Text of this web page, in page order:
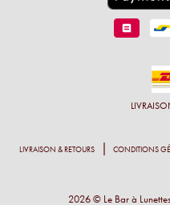
LIVRAISON & RETOURS CONDITIONS
2026 © Le Bar à